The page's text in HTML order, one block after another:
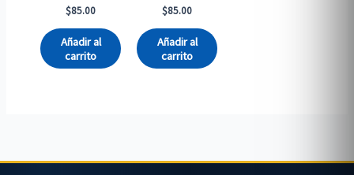
$85.00
Añadir al
carrito
$85.00
Añadir al
carrito